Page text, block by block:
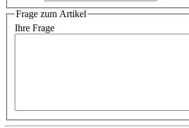
Frage zum Artikel
Ihre Frage